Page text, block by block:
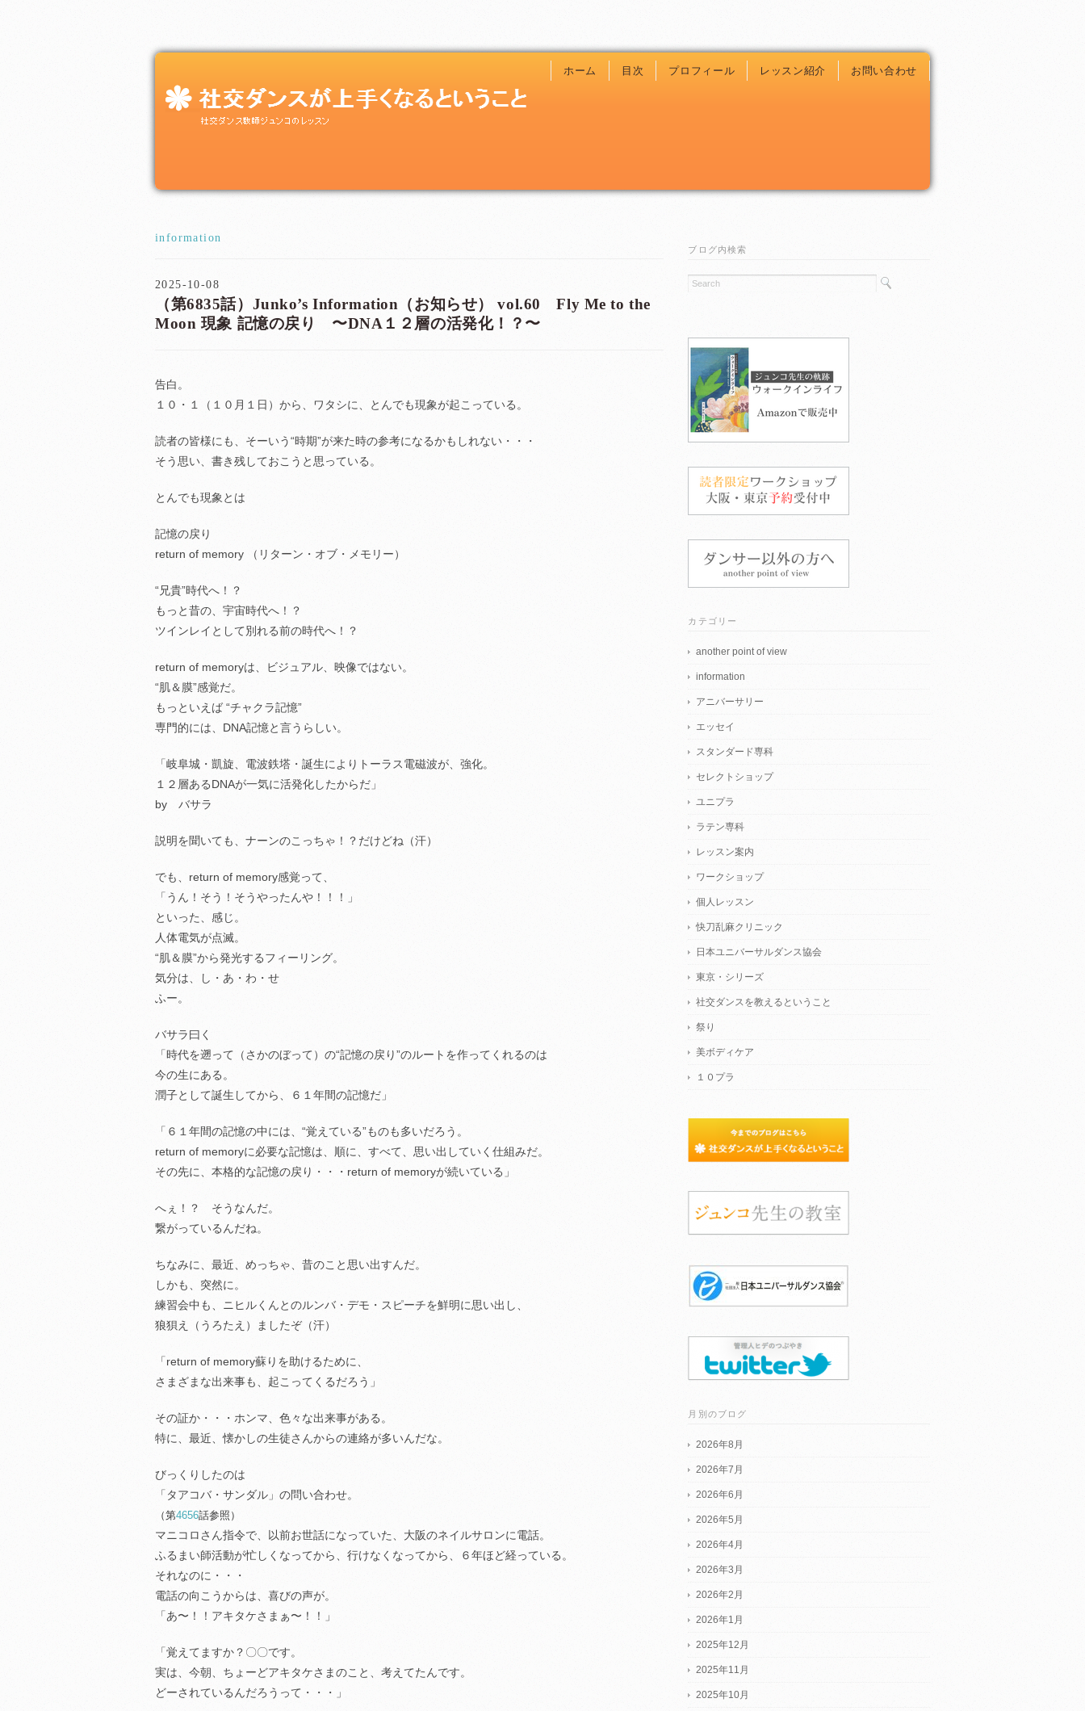
ホーム 目次 プロフィール レッスン紹介 お問い合わせ
information
2025-10-08
（第6835話）Junko’s Information（お知らせ） vol.60 Fly Me to the
Moon 現象 記憶の戻り 〜DNA１２層の活発化！？〜
告白。
１０・１（１０月１日）から、ワタシに、とんでも現象が起こっている。
読者の皆様にも、そーいう“時期”が来た時の参考になるかもしれない・・・
そう思い、書き残しておこうと思っている。
とんでも現象とは
記憶の戻り
return of memory （リターン・オブ・メモリー）
“兄貴”時代へ！？
もっと昔の、宇宙時代へ！？
ツインレイとして別れる前の時代へ！？
return of memoryは、ビジュアル、映像ではない。
“肌＆膜”感覚だ。
もっといえば “チャクラ記憶”
専門的には、DNA記憶と言うらしい。
「岐阜城・凱旋、電波鉄塔・誕生によりトーラス電磁波が、強化。
１２層あるDNAが一気に活発化したからだ」
by バサラ
説明を聞いても、ナーンのこっちゃ！？だけどね（汗）
でも、return of memory感覚って、
「うん！そう！そうやったんや！！！」
といった、感じ。
人体電気が点滅。
“肌＆膜”から発光するフィーリング。
気分は、し・あ・わ・せ
ふー。
バサラ曰く
「時代を遡って（さかのぼって）の“記憶の戻り”のルートを作ってくれるのは
今の生にある。
潤子として誕生してから、６１年間の記憶だ」
「６１年間の記憶の中には、“覚えている”ものも多いだろう。
return of memoryに必要な記憶は、順に、すべて、思い出していく仕組みだ。
その先に、本格的な記憶の戻り・・・return of memoryが続いている」
へぇ！？ そうなんだ。
繋がっているんだね。
ちなみに、最近、めっちゃ、昔のこと思い出すんだ。
しかも、突然に。
練習会中も、ニヒルくんとのルンバ・デモ・スピーチを鮮明に思い出し、
狼狽え（うろたえ）ましたぞ（汗）
「return of memory蘇りを助けるために、
さまざまな出来事も、起こってくるだろう」
その証か・・・ホンマ、色々な出来事がある。
特に、最近、懐かしの生徒さんからの連絡が多いんだな。
びっくりしたのは
「タアコバ・サンダル」の問い合わせ。
（第4656話参照）
マニコロさん指令で、以前お世話になっていた、大阪のネイルサロンに電話。
ふるまい師活動が忙しくなってから、行けなくなってから、６年ほど経っている。
それなのに・・・
電話の向こうからは、喜びの声が。
「あ〜！！アキタケさまぁ〜！！」
「覚えてますか？〇〇です。
実は、今朝、ちょーどアキタケさまのこと、考えてたんです。
どーされているんだろうって・・・」
ブログ内検索
カテゴリー
another point of view
information
アニバーサリー
エッセイ
スタンダード専科
セレクトショップ
ユニプラ
ラテン専科
レッスン案内
ワークショップ
個人レッスン
快刀乱麻クリニック
日本ユニバーサルダンス協会
東京・シリーズ
社交ダンスを教えるということ
祭り
美ボディケア
１０プラ
月別のブログ
2026年8月
2026年7月
2026年6月
2026年5月
2026年4月
2026年3月
2026年2月
2026年1月
2025年12月
2025年11月
2025年10月